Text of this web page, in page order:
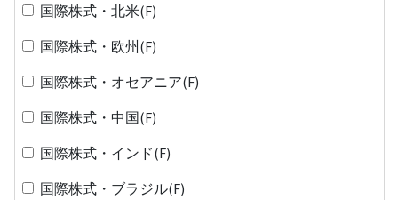
国際株式・北米(F)
国際株式・欧州(F)
国際株式・オセアニア(F)
国際株式・中国(F)
国際株式・インド(F)
国際株式・ブラジル(F)